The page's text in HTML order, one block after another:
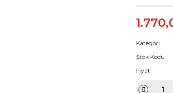
Kategori
Stok Kodu
Fiyat